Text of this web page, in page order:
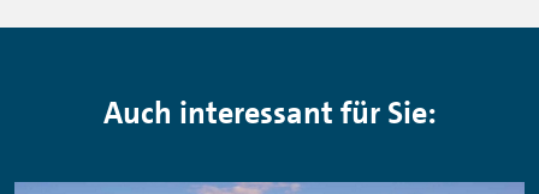
Auch interessant für Sie: